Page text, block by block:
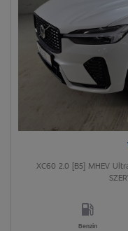
XC60 2.0 [B5] MHEV
Benzin